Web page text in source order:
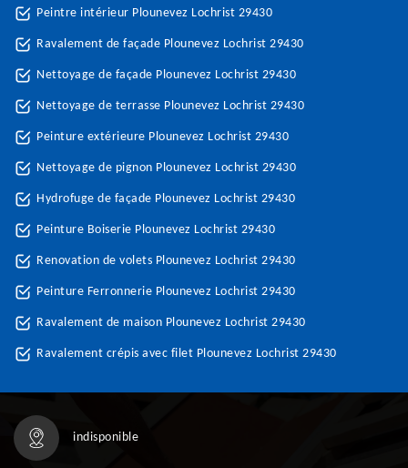
Peintre intérieur Plounevez Lochrist 29430
Ravalement de façade Plounevez Lochrist 29430
Nettoyage de façade Plounevez Lochrist 29430
Nettoyage de terrasse Plounevez Lochrist 29430
Peinture extérieure Plounevez Lochrist 29430
Nettoyage de pignon Plounevez Lochrist 29430
Hydrofuge de façade Plounevez Lochrist 29430
Peinture Boiserie Plounevez Lochrist 29430
Renovation de volets Plounevez Lochrist 29430
Peinture Ferronnerie Plounevez Lochrist 29430
Ravalement de maison Plounevez Lochrist 29430
Ravalement crépis avec filet Plounevez Lochrist 29430
indisponible